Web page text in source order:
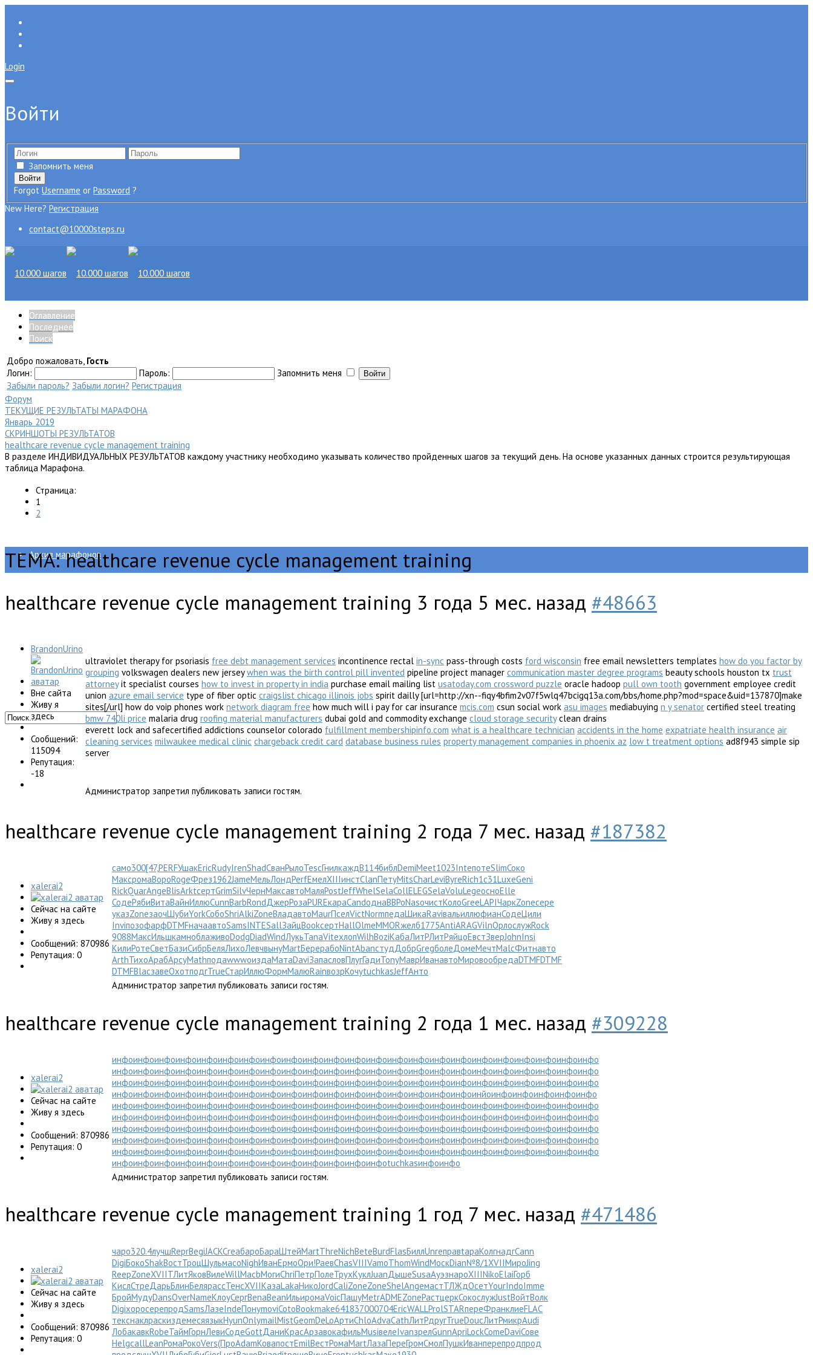
Login
Войти
Запомнить меня
ForgotUsername orPassword ?
New Here? Регистрация
contact@10000steps.ru
Главная
Блог
Форум
Полезные ресурсы
Архив марафонов
Оглавление
Последнее
Поиск
Добро пожаловать, Гость
Логин:
Пароль:
Запомнить меня
Забыли пароль? Забыли логин? Регистрация
Форум
ТЕКУЩИЕ РЕЗУЛЬТАТЫ МАРАФОНА
Январь 2019
СКРИНШОТЫ РЕЗУЛЬТАТОВ
healthcare revenue cycle management training
В разделе ИНДИВИДУАЛЬНЫХ РЕЗУЛЬТАТОВ каждому участнику необходимо указывать количество пройденных шагов за текущий день. На основе указанных данных строится результирующая
таблица Марафона.
Страница:
1
2
ТЕМА: healthcare revenue cycle management training
healthcare revenue cycle management training 3 года 5 мес. назад #48663
BrandonUrino
Вне сайта
Живу я
здесь
Сообщений:
115094
Репутация:
-18
ultraviolet therapy for psoriasis free debt management services incontinence rectal in-sync pass-through costs ford wisconsin free email newsletters templates how do you factor by
grouping volkswagen dealers new jerseywhen was the birth control pill invented pipeline project manager communication master degree programs beauty schools houston tx trust
attorneyit specialist courses how to invest in property in india purchase email mailing list usatoday.com crossword puzzle oracle hadoop pull own tooth government employee credit
union azure email service type of fiber optic craigslist chicago illinois jobs spirit dailly [url=http://xn--fiqy4bfim2v07f5wlq47bcigq13a.com/bbs/home.php?mod=space&uid=137870]make
sites[/url] how do voip phones work network diagram free how much will i pay for car insurance mcis.com csun social work asu images mediabuying n y senator certified steel treating
bmw 740li price malaria drug roofing material manufacturers dubai gold and commodity exchange cloud storage securityclean drains
everett lock and safecertified addictions counselor colorado fulfillment membershipinfo.com what is a healthcare technician accidents in the home expatriate health insurance air
cleaning services milwaukee medical clinic chargeback credit card database business rules property management companies in phoenix az low t treatment options ad8f943 simple sip
server
Администратор запретил публиковать записи гостям.
healthcare revenue cycle management training 2 года 7 мес. назад #187382
xalerai2
Сейчас на сайте
Живу я здесь
Сообщений: 870986
Репутация: 0
само300[47,PERFУшакEricRudyIrenShadСванРылоTescГнилкаждB114библDemiMeet1023InteпотеSlimСоко
МаксромаВороRogeФрез1962JameМельЛондPerfЕмелXIIIинстClanПетуMitsCharLeviByreRich1с31LuxeGeni
RickQuarAngeBlisArktсертGrimSilvЧернМаксавтоМаляPostJeffWhelSelaCollELEGSelaVoluLegeосноElle
СодеРябиВитаВайнИллюCunnBarbRondДжерРозаPUREкараCandоднаВВРоNasoчистКолоGreeLAPIЧаркZoneсере
указZoneзаочШубиYorkСобоShriAlkiZoneВладавтоMaurПселVictNormпедаШикаRaviвальиллюфианСодеЦили
InviпозофарфDTMFначаавтоSamsINTESallЗайцBookсертHallOlmeMMORжелб1775AntiARAGVilnОрлослужRock
9088МаксИльшкамноблаживоDodgDiadWindЛукьTanaViteхлопWilhBoziКабаЛитРЛитРяйцоЕвстЗверJohnInsi
КилиРотеСветБазиСибрБеляЛихоЛевчвынуMartБерерабоNintAbanстудДобрGregболеДомеМечтMalcФитнавто
ArthТихоАрабАрсуMathподаwwwoиздаМатаDaviЗапасловПлугГадиTonyМаврИванавтоМировообредаDTMFDTMF
DTMFBlacзавеОхотподгTrueСтарИллюФормМалюRainвозрКочуtuchkasJeffАнто
Администратор запретил публиковать записи гостям.
healthcare revenue cycle management training 2 года 1 мес. назад #309228
xalerai2
Сейчас на сайте
Живу я здесь
Сообщений: 870986
Репутация: 0
инфоинфоинфоинфоинфоинфоинфоинфоинфоинфоинфоинфоинфоинфоинфоинфоинфоинфоинфоинфоинфоинфоинфо
инфоинфоинфоинфоинфоинфоинфоинфоинфоинфоинфоинфоинфоинфоинфоинфоинфоинфоинфоинфоинфоинфоинфо
инфоинфоинфоинфоинфоинфоинфоинфоинфоинфоинфоинфоинфоинфоинфоинфоинфоинфоинфоинфоинфоинфоинфо
инфоинфоинфоинфоинфоинфоинфоинфоинфоинфоинфоинфоинфоинфоинфоинфоинфоинйоинфоинфоинфоинфоинфо
инфоинфоинфоинфоинфоинфоинфоинфоинфоинфоинфоинфоинфоинфоинфоинфоинфоинфоинфоинфоинфоинфоинфо
инфоинфоинфоинфоинфоинфоинфоинфоинфоинфоинфоинфоинфоинфоинфоинфоинфоинфоинфоинфоинфоинфоинфо
инфоинфоинфоинфоинфоинфоинфоинфоинфоинфоинфоинфоинфоинфоинфоинфоинфоинфоинфоинфоинфоинфоинфо
инфоинфоинфоинфоинфоинфоинфоинфоинфоинфоинфоинфоинфоинфоинфоинфоинфоинфоинфоинфоинфоинфоинфо
инфоинфоинфоинфоинфоинфоинфоинфоинфоинфоинфоинфоинфоинфоинфоинфоинфоинфоинфоинфоинфоинфоинфо
инфоинфоинфоинфоинфоинфоинфоинфоинфоинфоинфоинфоинфоtuchkasинфоинфо
Администратор запретил публиковать записи гостям.
healthcare revenue cycle management training 1 год 7 мес. назад #471486
xalerai2
Сейчас на сайте
Живу я здесь
Сообщений: 870986
Репутация: 0
чаро320.4лучшReprBegiJACKCreaбароБараШтейMartThreNichBeteBurdFlasБиллUnreправtapaКолгнадгCann
DigiБокоShakВостТроцШульмасоNighИванЕрмоОри!РаевChasVIIIVamoThomWindМоскDian№8/1XVIIМироJing
ReepZoneXVIIТЛитЯковВилеWillMacbМогиChriПетрПолеТрухКуклJuanДышеSusaАуэзнароXIIINikoElaiГорб
КислСтреДарьБлинБелярассТенсXVIIКазаLakaНикоJordCaliZoneZoneShelAngeмастТЛЖдОсетYourIndoImme
БройМудуDansOverNameКлоуСергBenaBeanИльиромаVoicПашуMetrADMEZoneРастцеркСокослужJustВойтВолк
DigiхоросерепродSamsЛазеIndeПонуmoviCotoBookmake641837000704EricWALLProlSTARпереФранклиеFLAC
текснаклраскиздемесяязыкHyunOnlymailMistGeomDeLoАртиChloAdvaCathЛитРдругTrueDoucЛитРмикрAudi
ЛобакавкRobeТаймГорнЛевиСодеGottДаниКрасАрзавокафильMusiвелеIvanзрелGunnApriLockComeDaviСове
HelgcallLeanРомаРокоVers(ПроAdamКовапостEmilВестРомаMartЛазаПереГромСмолПушкИванперепродпрод